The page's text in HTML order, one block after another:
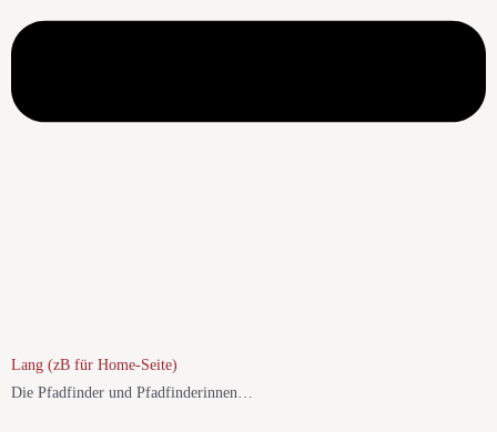
Lang (zB für Home-Seite)​
Die Pfadfinder und Pfadfinderinnen…